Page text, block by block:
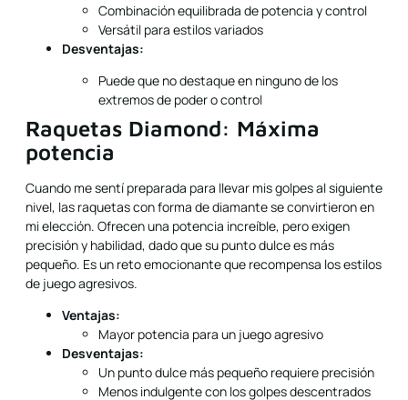
Combinación equilibrada de potencia y control
Versátil para estilos variados
Desventajas:
Puede que no destaque en ninguno de los
extremos de poder o control
Raquetas Diamond: Máxima
potencia
Cuando me sentí preparada para llevar mis golpes al siguiente
nivel, las raquetas con forma de diamante se convirtieron en
mi elección. Ofrecen una potencia increíble, pero exigen
precisión y habilidad, dado que su punto dulce es más
pequeño. Es un reto emocionante que recompensa los estilos
de juego agresivos.
Ventajas:
Mayor potencia para un juego agresivo
Desventajas:
Un punto dulce más pequeño requiere precisión
Menos indulgente con los golpes descentrados